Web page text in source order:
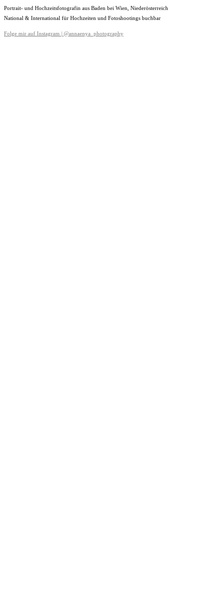
Portrait- und Hochzeitsfotografin aus Baden bei Wien, Niederösterreich
National & International für Hochzeiten und Fotoshootings buchbar
Folge mir auf Instagram | @annaenya_photography